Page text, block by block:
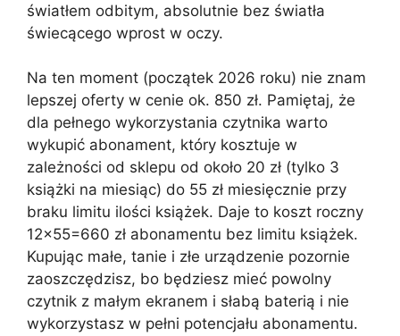
światłem odbitym, absolutnie bez światła
świecącego wprost w oczy.
Na ten moment (początek 2026 roku) nie znam
lepszej oferty w cenie ok. 850 zł. Pamiętaj, że
dla pełnego wykorzystania czytnika warto
wykupić abonament, który kosztuje w
zależności od sklepu od około 20 zł (tylko 3
książki na miesiąc) do 55 zł miesięcznie przy
braku limitu ilości książek. Daje to koszt roczny
12×55=660 zł abonamentu bez limitu książek.
Kupując małe, tanie i złe urządzenie pozornie
zaoszczędzisz, bo będziesz mieć powolny
czytnik z małym ekranem i słabą baterią i nie
wykorzystasz w pełni potencjału abonamentu.